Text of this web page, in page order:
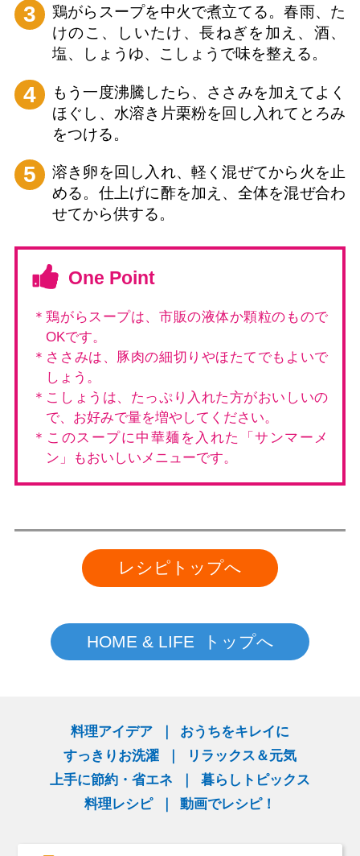
3
鶏がらスープを中火で煮立てる。春雨、た
けのこ、しいたけ、長ねぎを加え、酒、
塩、しょうゆ、こしょうで味を整える。
4
もう一度沸騰したら、ささみを加えてよく
ほぐし、水溶き片栗粉を回し入れてとろみ
をつける。
5
溶き卵を回し入れ、軽く混ぜてから火を止
める。仕上げに酢を加え、全体を混ぜ合わ
せてから供する。
One Point
＊鶏がらスープは、市販の液体か顆粒のもので
OKです。
＊ささみは、豚肉の細切りやほたてでもよいで
しょう。
＊こしょうは、たっぷり入れた方がおいしいの
で、お好みで量を増やしてください。
＊このスープに中華麺を入れた「サンマーメ
ン」もおいしいメニューです。
レシピトップへ
HOME & LIFE トップへ
料理アイデア
おうちをキレイに
すっきりお洗濯
リラックス＆元気
上手に節約・省エネ
暮らしトピックス
料理レシピ
動画でレシピ！